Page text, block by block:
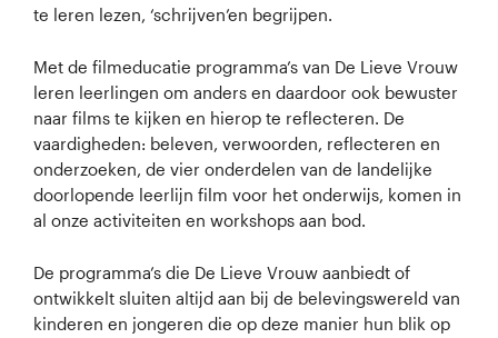
te leren lezen, ‘schrijven’en begrijpen.
Met de filmeducatie programma’s van De Lieve Vrouw
leren leerlingen om anders en daardoor ook bewuster
naar films te kijken en hierop te reflecteren. De
vaardigheden: beleven, verwoorden, reflecteren en
onderzoeken, de vier onderdelen van de landelijke
doorlopende leerlijn film voor het onderwijs, komen in
al onze activiteiten en workshops aan bod.
De programma’s die De Lieve Vrouw aanbiedt of
ontwikkelt sluiten altijd aan bij de belevingswereld van
kinderen en jongeren die op deze manier hun blik op